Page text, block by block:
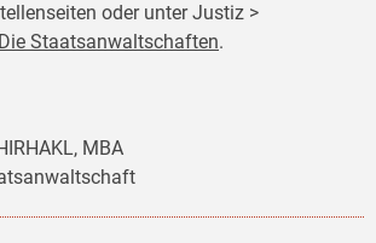
oder unter Justiz >
Die Staatsanwaltschaften.
MBA